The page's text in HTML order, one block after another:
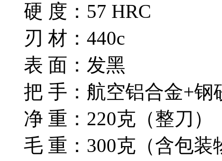
硬 度：57 HRC
刃 材：440c
表 面：发黑
把 手：航空铝合金+钢
净 重：220克（整刀）
毛 重：300克（含包装